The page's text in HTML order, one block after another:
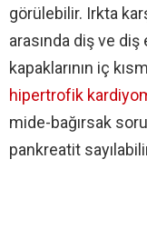
görülebilir. Irkta
arasında diş ve
kapaklarının iç
hipertrofik
mide-bağırsak
pankreatit